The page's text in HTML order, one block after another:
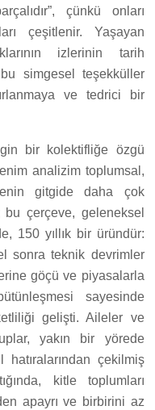
çünkü onları
çeşitlenir. Yaşayan
izlerinin tarih
simgesel teşekküller
ve tedrici bir
bir kolektifliğe özgü
analizim toplumsal,
gitgide daha çok
çerçeve, geleneksel
150 yıllık bir üründür:
sonra teknik devrimler
göçü ve piyasalarla
sayesinde
gelişti. Aileler ve
yakın bir yörede
çekilmiş
kitle toplumları
apayrı ve birbirini az